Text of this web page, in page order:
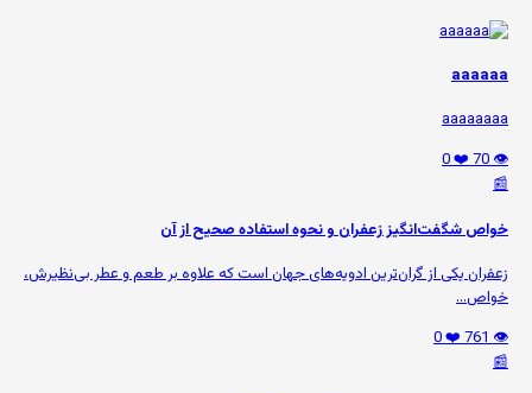
aaaaaa
aaaaaaaa
👁️ 70
❤️ 0
📰
خواص شگفت‌انگیز زعفران و نحوه استفاده صحیح از آن
زعفران یکی از گران‌ترین ادویه‌های جهان است که علاوه بر طعم و عطر بی‌نظیرش،
خواص...
👁️ 761
❤️ 0
📰